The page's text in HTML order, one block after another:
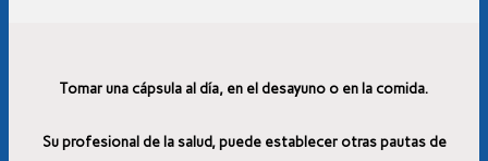
Tomar una cápsula al día, en el desayuno o en la comida.
Su profesional de la salud, puede establecer otras pautas de